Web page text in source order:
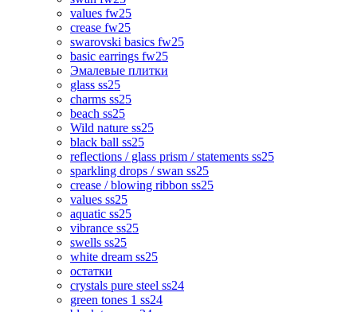
values fw25
crease fw25
swarovski basics fw25
basic earrings fw25
Эмалевые плитки
glass ss25
charms ss25
beach ss25
Wild nature ss25
black ball ss25
reflections / glass prism / statements ss25
sparkling drops / swan ss25
crease / blowing ribbon ss25
values ss25
aquatic ss25
vibrance ss25
swells ss25
white dream ss25
остатки
crystals pure steel ss24
green tones 1 ss24